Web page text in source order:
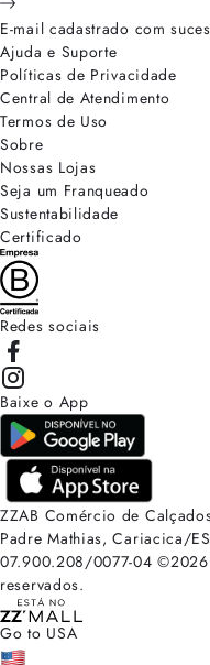
E-mail cadastrado com
Ajuda e Suporte
Políticas de Privacidade
Central de Atendimento
Termos de Uso
Sobre
Nossas Lojas
Seja um Franqueado
Sustentabilidade
Certificado
Redes sociais
Baixe o App
ZZAB Comércio de
Padre Mathias, Cariacica/
07.900.208/0077-04 ©2026
reservados.
Go to USA